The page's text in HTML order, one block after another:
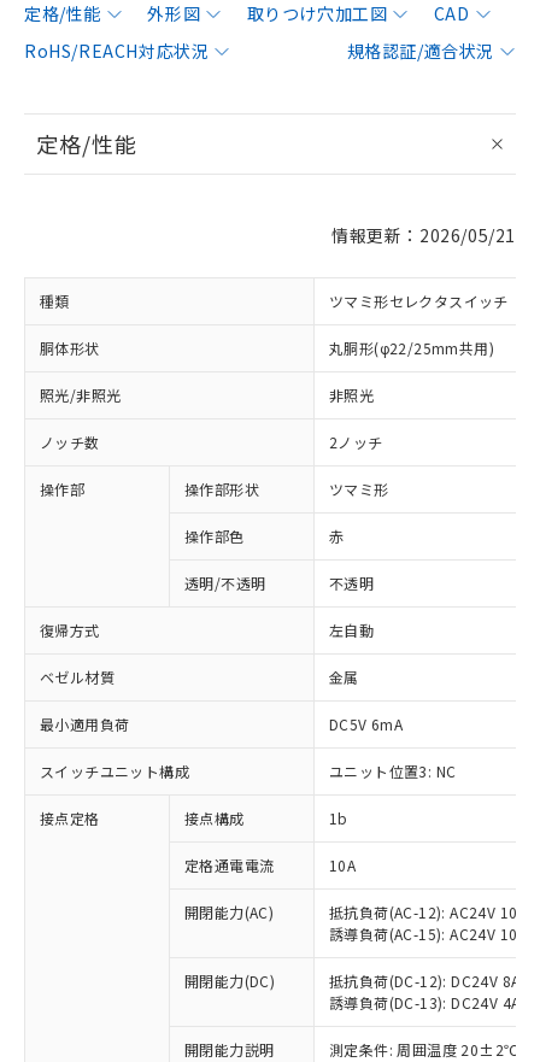
定格/性能 外形図 取りつけ穴加工図
CAD
RoHS/REACH対応状況
規格認証/適合状況
定格/性能
情報更新：2026/05/21
種類 ツマミ形セレクタスイッチ
胴体形状 丸胴形(φ22/25mm共用)
照光/非照光 非照光
ノッチ数 2ノッチ
操作部 操作部形状 ツマミ形
操作部色 赤
透明/不透明 不透明
復帰方式 左自動
ベゼル材質 金属
最小適用負荷 DC5V 6mA
スイッチユニット構成 ユニット位置3: NC
接点定格 接点構成 1b
定格通電電流 10A
開閉能力(AC)
抵抗負荷(AC-12): AC24V 10A/
誘導負荷(AC-15): AC24V
開閉能力(DC)
抵抗負荷(DC-12): DC24V 8A/
誘導負荷(DC-13): DC24V 4A/
開閉能力説明 測定条件: 周囲温度 20±2℃、
※1 対応状況
対応済み：EU RoHS指令（10物質）の
非含有に対応した製品が提供可能な商品で
対応予定：EU RoHS指令（10物質）の非含
有に対応した製品に切り替える予定のある